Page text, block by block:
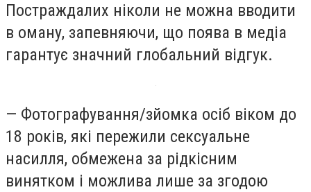
Постраждалих ніколи не можна вводити
в оману, запевняючи, що поява в медіа
гарантує значний глобальний відгук.
— Фотографування/зйомка осіб віком до
18 років, які пережили сексуальне
насилля, обмежена за рідкісним
винятком і можлива лише за згодою